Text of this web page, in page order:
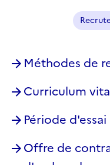
Méthodes de
Curriculum
Période
Offre de